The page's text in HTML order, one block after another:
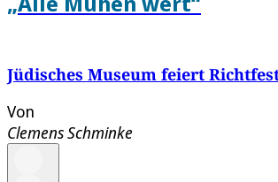
Jüdisches Museum feiert
Von
Clemens Schminke